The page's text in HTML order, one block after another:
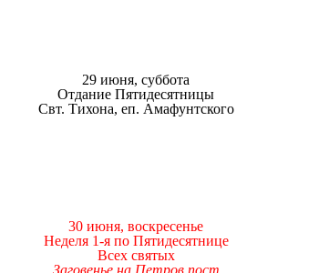
29 июня, суббота
Отдание Пятидесятницы
Свт. Тихона, еп. Амафунтского
30 июня, воскресенье
Неделя 1-я по Пятидесятнице
Всех святых